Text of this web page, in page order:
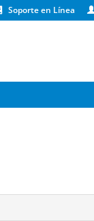
Soporte en Línea